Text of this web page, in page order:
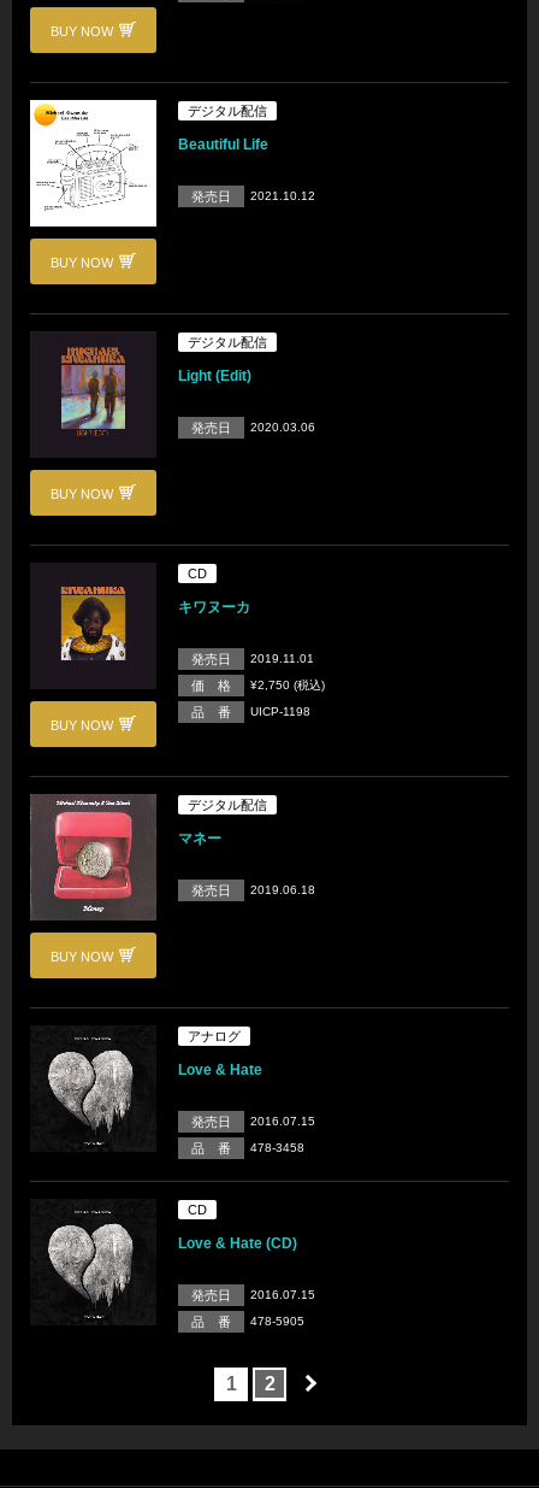
BUY NOW
BUY NOW
デジタル配信
Beautiful Life
発売日 2021.10.12
BUY NOW
デジタル配信
Light (Edit)
発売日 2020.03.06
BUY NOW
CD
キワヌーカ
発売日 2019.11.01
価 格 ¥2,750 (税込)
品 番 UICP-1198
BUY NOW
デジタル配信
マネー
発売日 2019.06.18
アナログ
Love & Hate
発売日 2016.07.15
品 番 478-3458
CD
Love & Hate (CD)
発売日 2016.07.15
品 番 478-5905
1 2